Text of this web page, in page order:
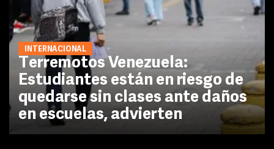
INTERNACIONAL
Terremotos Venezuela:
Estudiantes están en riesgo de
quedarse sin clases ante daños
en escuelas, advierten